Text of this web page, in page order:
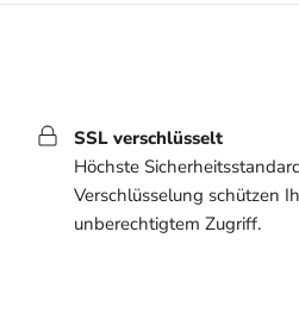
SSL verschlüsselt
Höchste
Verschlüsselung schützen
unberechtigtem Zugriff.